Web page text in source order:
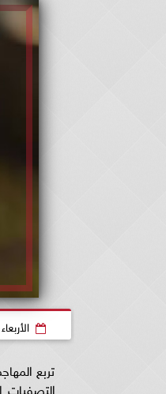
الأربعاء، 13 سبتمبر
تربع